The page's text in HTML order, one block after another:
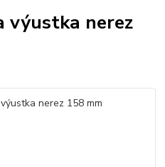
výustka nerez